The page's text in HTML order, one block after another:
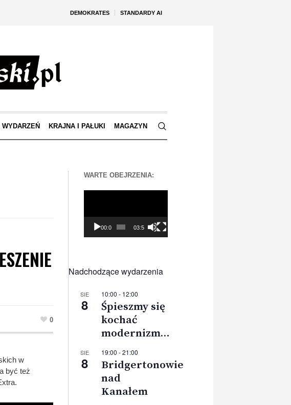
DEMOKRATES STANDARDY AI
KRAJNA I PAŁUKI MAGAZYN
0
w
być też
WARTE OBEJRZENIA:
00:00 03:56
Nadchodzące wydarzenia
SIE
8
10:00 - 12:00
Śpieszmy się
kochać
modernizm…
SIE
8
19:00 -21:00
Bridgertonowie
nad
Kanałem